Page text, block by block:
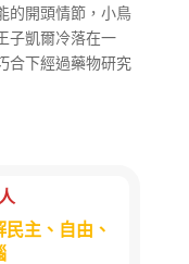
的開頭情節，小鳥
子凱爾冷落在一
合下經過藥物研究
主、自由、